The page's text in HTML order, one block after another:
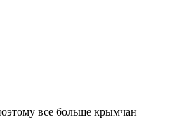
все больше крымчан